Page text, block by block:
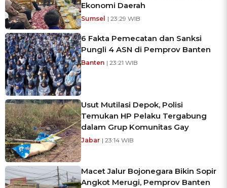
Ekonomi Daerah
Sumsel | 23:29 WIB
6 Fakta Pemecatan dan Sanksi
Pungli 4 ASN di Pemprov Banten
Banten | 23:21 WIB
Usut Mutilasi Depok, Polisi
Temukan HP Pelaku Tergabung
dalam Grup Komunitas Gay
Jabar | 23:14 WIB
Macet Jalur Bojonegara Bikin Sopir
Angkot Merugi, Pemprov Banten